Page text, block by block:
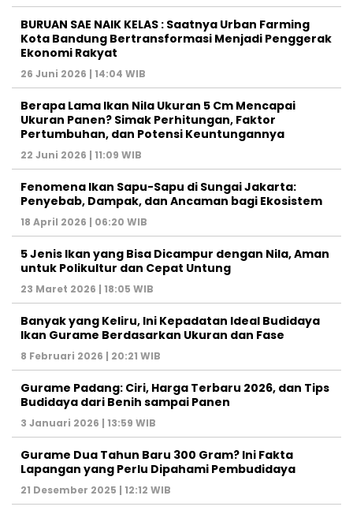
BURUAN SAE NAIK KELAS : Saatnya Urban Farming
Kota Bandung Bertransformasi Menjadi Penggerak
Ekonomi Rakyat
26 Juni 2026 | 14:04 WIB
Berapa Lama Ikan Nila Ukuran 5 Cm Mencapai
Ukuran Panen? Simak Perhitungan, Faktor
Pertumbuhan, dan Potensi Keuntungannya
22 Juni 2026 | 11:09 WIB
Fenomena Ikan Sapu-Sapu di Sungai Jakarta:
Penyebab, Dampak, dan Ancaman bagi Ekosistem
18 April 2026 | 06:20 WIB
5 Jenis Ikan yang Bisa Dicampur dengan Nila, Aman
untuk Polikultur dan Cepat Untung
23 Maret 2026 | 18:05 WIB
Banyak yang Keliru, Ini Kepadatan Ideal Budidaya
Ikan Gurame Berdasarkan Ukuran dan Fase
8 Februari 2026 | 20:21 WIB
Gurame Padang: Ciri, Harga Terbaru 2026, dan Tips
Budidaya dari Benih sampai Panen
3 Januari 2026 | 13:59 WIB
Gurame Dua Tahun Baru 300 Gram? Ini Fakta
Lapangan yang Perlu Dipahami Pembudidaya
21 Desember 2025 | 12:12 WIB